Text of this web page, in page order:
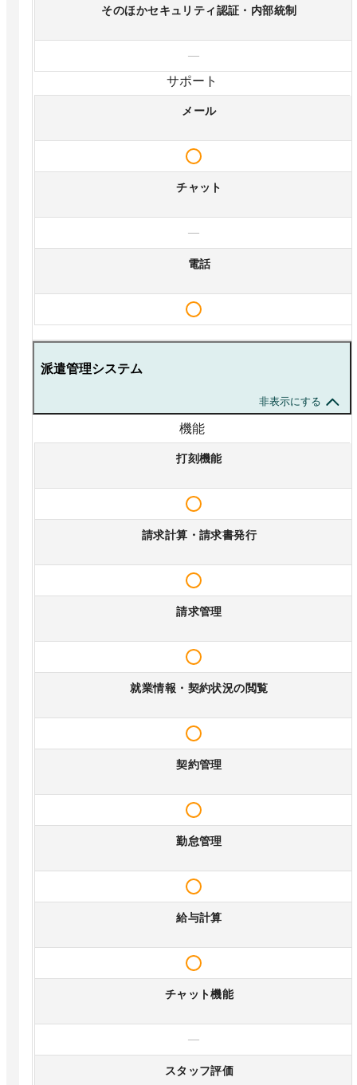
そのほかセキュリティ認証・内部統制
—
サポート
メール
チャット
—
電話
派遣管理システム
非表示にする
機能
打刻機能
請求計算・請求書発行
請求管理
就業情報・契約状況の閲覧
契約管理
勤怠管理
給与計算
チャット機能
—
スタッフ評価